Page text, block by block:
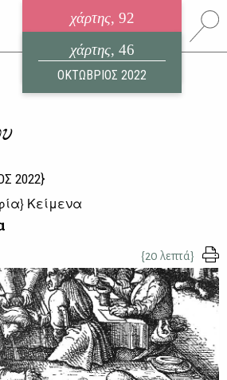
χάρτης, 92
ηλεκτρονικό περιοδικό
ΑΥΓΟΥΣΤΟΣ 2026
χάρτης, 46
ΟΚΤΩΒΡΙΟΣ 2022
2022}
} Κείμενα
{20 λεπτά}